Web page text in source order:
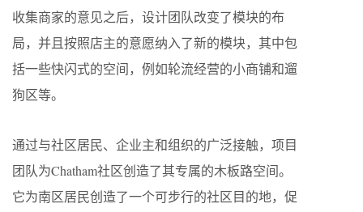
收集商家的意见之后，设计团队改变了模块的布
局，并且按照店主的意愿纳入了新的模块，其中包
括一些快闪式的空间，例如轮流经营的小商铺和遛
狗区等。
通过与社区居民、企业主和组织的广泛接触，项目
团队为Chatham社区创造了其专属的木板路空间。
它为南区居民创造了一个可步行的社区目的地，促